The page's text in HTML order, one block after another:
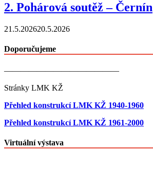
2. Pohárová soutěž – Černín
21.5.202620.5.2026
Doporučujeme
——————————————
Stránky LMK KŽ
Přehled konstrukcí LMK KŽ 1940-1960
Přehled konstrukcí LMK KŽ 1961-2000
Virtuální výstava